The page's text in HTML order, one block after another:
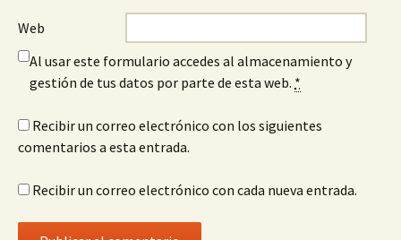
Web
Al usar este formulario accedes al almacenamiento y
gestión de tus datos por parte de esta web. *
Recibir un correo electrónico con los siguientes
comentarios a esta entrada.
Recibir un correo electrónico con cada nueva entrada.